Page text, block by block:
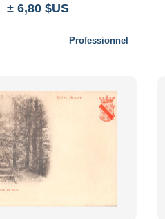
± 6,80 $US
Professionnel